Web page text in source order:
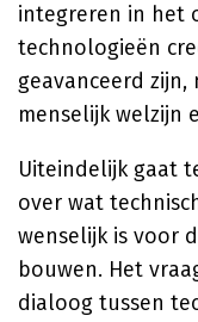
integreren in het
technologieën
geavanceerd
menselijk welzijn
Uiteindelijk gaat
over wat
wenselijk is voor
bouwen. Het
dialoog tussen